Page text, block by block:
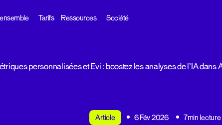
Tarifs Ressources Société
personnalisées et Evi : boostez les analyses de l’IA dans
Article 6 Fév 2026 7min lecture